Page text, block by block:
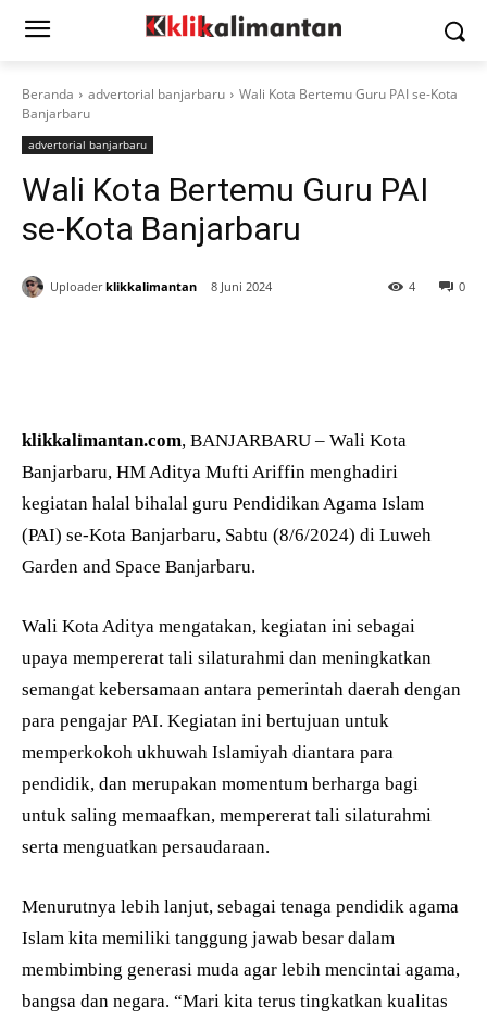
Beranda advertorial banjarbaru
Wali Kota Bertemu Guru PAI se-Kota
Banjarbaru
advertorial banjarbaru
Wali Kota Bertemu Guru PAI
se-Kota Banjarbaru
Uploader klikkalimantan 8 Juni 2024 0
4
klikkalimantan.com, BANJARBARU – Wali Kota
Banjarbaru, HM Aditya Mufti Ariffin menghadiri
kegiatan halal bihalal guru Pendidikan Agama Islam
(PAI) se-Kota Banjarbaru, Sabtu (8/6/2024) di Luweh
Garden and Space Banjarbaru.
Wali Kota Aditya mengatakan, kegiatan ini sebagai
upaya mempererat tali silaturahmi dan meningkatkan
semangat kebersamaan antara pemerintah daerah dengan
para pengajar PAI. Kegiatan ini bertujuan untuk
memperkokoh ukhuwah Islamiyah diantara para
pendidik, dan merupakan momentum berharga bagi
untuk saling memaafkan, mempererat tali silaturahmi
serta menguatkan persaudaraan.
Menurutnya lebih lanjut, sebagai tenaga pendidik agama
Islam kita memiliki tanggung jawab besar dalam
membimbing generasi muda agar lebih mencintai agama,
bangsa dan negara. “Mari kita terus tingkatkan kualitas